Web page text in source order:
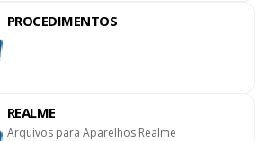
PROCEDIMENTOS
REALME
Arquivos para Aparelhos Realme